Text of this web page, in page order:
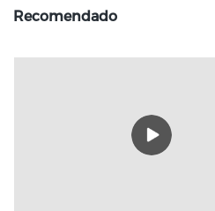
Recomendado